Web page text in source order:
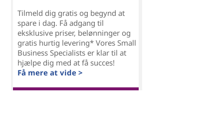
Tilmeld dig gratis og begynd at
spare i dag. Få adgang til
eksklusive priser, belønninger og
gratis hurtig levering* Vores Small
Business Specialists er klar til at
hjælpe dig med at få succes!
Få mere at vide >